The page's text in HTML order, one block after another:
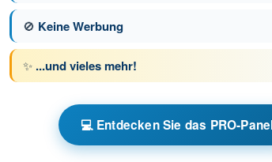
Drohnenführerschein A1/
Kenntnisse über UAS
über UAS
🚫 Keine Werbung
✨ ...und vieles mehr!
💻 Entdecken Sie das PRO-